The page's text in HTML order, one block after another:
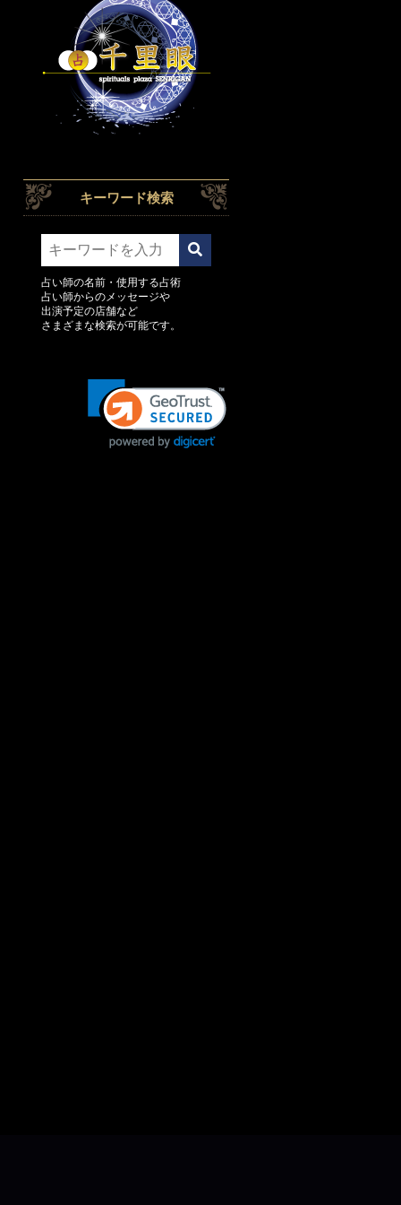
キーワード検索
占い師の名前・使用する占術
占い師からのメッセージや
出演予定の店舗など
さまざまな検索が可能です。